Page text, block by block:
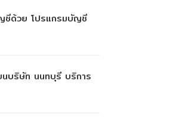
ชีด้วย โปรแกรมบัญชี
นบริษัท นนทบุรี บริการ